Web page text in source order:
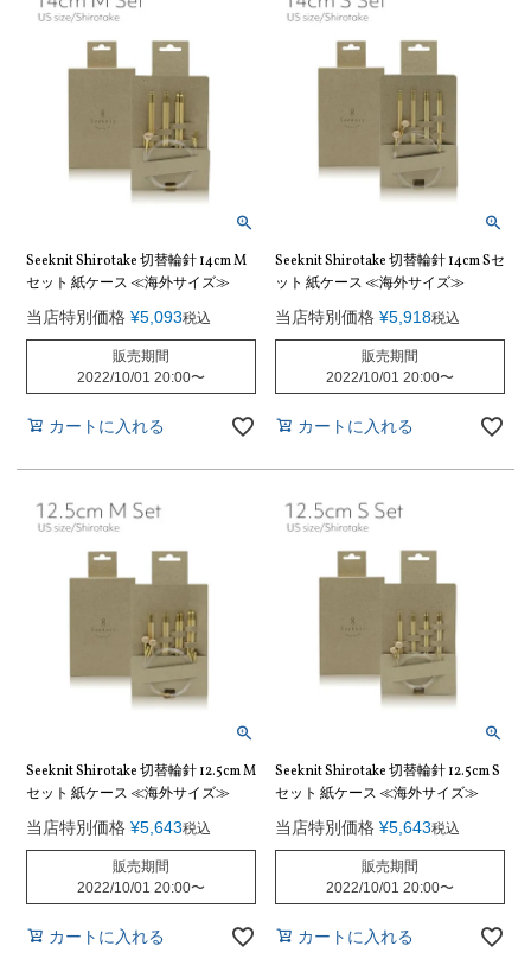
Seeknit Shirotake 切替輪針 14cm M
セット 紙ケース ≪海外サイズ≫
当店特別価格 ¥5,093税込
販売期間
2022/10/01 20:00〜
カートに入れる
Seeknit Shirotake 切替輪針 14cm Sセ
ット 紙ケース ≪海外サイズ≫
当店特別価格 ¥5,918税込
販売期間
2022/10/01 20:00〜
カートに入れる
Seeknit Shirotake 切替輪針 12.5cm M
セット 紙ケース ≪海外サイズ≫
当店特別価格 ¥5,643税込
販売期間
2022/10/01 20:00〜
カートに入れる
Seeknit Shirotake 切替輪針 12.5cm S
セット 紙ケース ≪海外サイズ≫
当店特別価格 ¥5,643税込
販売期間
2022/10/01 20:00〜
カートに入れる